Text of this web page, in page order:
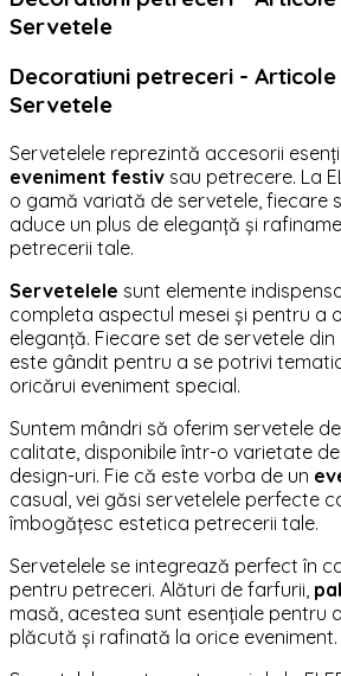
Servetele
Decoratiuni petreceri - Articole
Servetele
Servetelele reprezintă accesorii
eveniment festiv sau petrecere. La
o gamă variată de servetele, fiecare
aduce un plus de eleganță și
petrecerii tale.
Servetelele sunt elemente
completa aspectul mesei și pentru a
eleganță. Fiecare set de servetele
este gândit pentru a se potrivi
oricărui eveniment special.
Suntem mândri să oferim servetele
calitate, disponibile într-o varietate
design-uri. Fie că este vorba de un
casual, vei găsi servetelele perfecte
îmbogățesc estetica petrecerii tale.
Servetelele se integrează perfect în
pentru petreceri. Alături de farfurii,
masă, acestea sunt esențiale pentru
plăcută și rafinată la orice eveniment.